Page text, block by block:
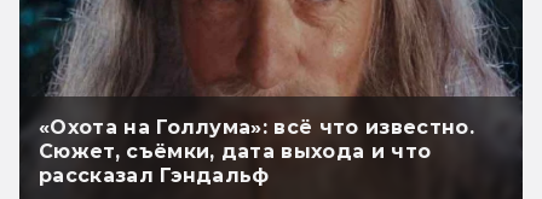
«Охота на Голлума»: всё что известно.
Сюжет, съёмки, дата выхода и что
рассказал Гэндальф